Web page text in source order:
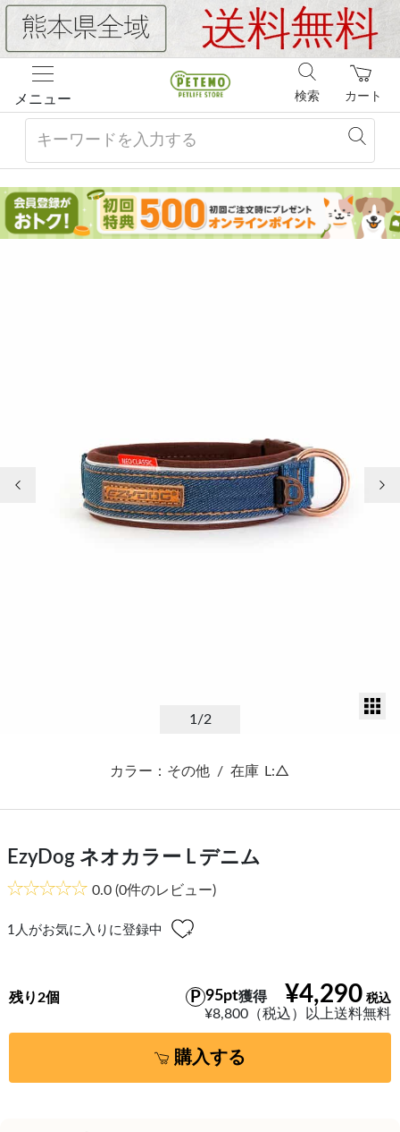
メニュー カート
検索
1/2
カラー：その他 / 在庫 L:△
EzyDog ネオカラー L デニム
0.0 (0件のレビュー)
1 人がお気に入りに登録中
¥4,290
95pt獲得
¥8,800（税込）以上送料無料
残り2個
購入する